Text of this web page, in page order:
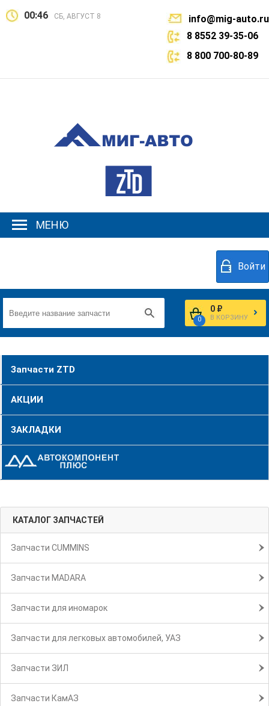
00:46 СБ, АВГУСТ 8
info@mig-auto.ru
8 8552 39-35-06
8 800 700-80-89
МЕНЮ
Войти
0
0 ₽
В КОРЗИНУ
Запчасти ZTD
АКЦИИ
ЗАКЛАДКИ
КАТАЛОГ ЗАПЧАСТЕЙ
Запчасти CUMMINS
Запчасти MADARA
Запчасти для иномарок
Запчасти для легковых автомобилей, УАЗ
Запчасти ЗИЛ
Запчасти КамАЗ